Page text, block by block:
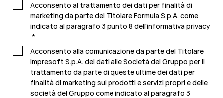
Acconsento al trattamento dei dati per finalità di
marketing da parte del Titolare Formula S.p.A. come
indicato al paragrafo 3 punto 8 dell'informativa privacy
*
Acconsento alla comunicazione da parte del Titolare
Impresoft S.p.A. dei dati alle Società del Gruppo per il
trattamento da parte di queste ultime dei dati per
finalità di marketing sui prodotti e servizi propri e delle
società del Gruppo come indicato al paragrafo 3